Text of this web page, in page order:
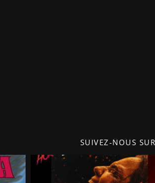
SUIVEZ-NOUS